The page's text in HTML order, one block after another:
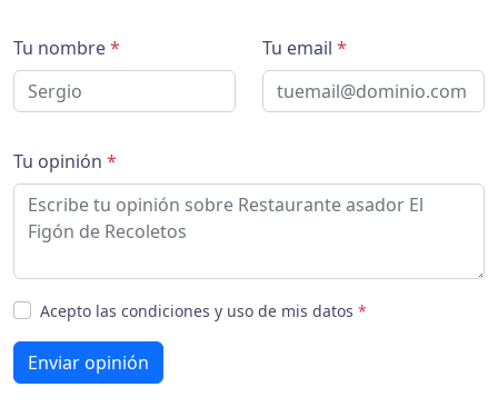
Tu nombre* Tu email *
Tu opinión *
Acepto las condiciones y uso de mis datos *
Enviar opinión